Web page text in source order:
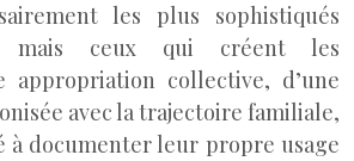
les plus sophistiqués
mais ceux qui créent les
appropriation collective, d’une
avec la trajectoire familiale,
à documenter leur propre usage